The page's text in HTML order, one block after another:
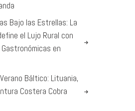
Bajo las Estrellas: La
el Lujo Rural con
en
Báltico: Lituania,
Costera Cobra